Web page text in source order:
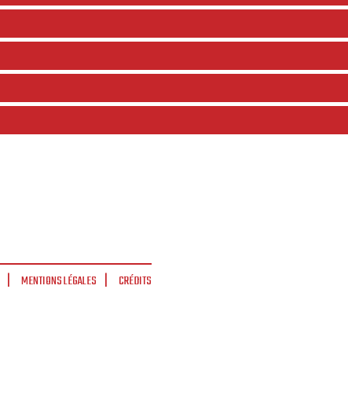
MENTIONS LÉGALES CRÉDITS